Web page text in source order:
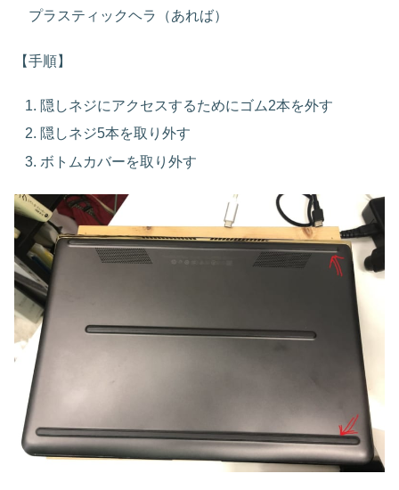
プラスティックヘラ（あれば）
【手順】
隠しネジにアクセスするためにゴム2本を外す
隠しネジ5本を取り外す
ボトムカバーを取り外す